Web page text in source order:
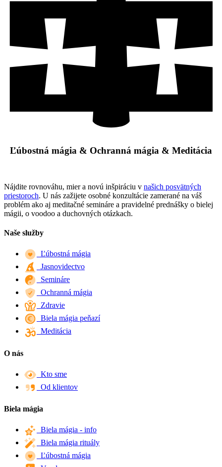
Ľúbostná mágia & Ochranná mágia & Meditácia
Nájdite rovnováhu, mier a novú inšpiráciu v našich posvätných
priestoroch. U nás zažijete osobné konzultácie zamerané na váš
problém ako aj meditačné semináre a pravidelné prednášky o bielej
mágii, o voodoo a duchovných otázkach.
Naše služby
Ľúbostná mágia
Jasnovidectvo
Semináre
Ochranná mágia
Zdravie
Biela mágia peňazí
Meditácia
O nás
Kto sme
Od klientov
Biela mágia
Biela mágia - info
Biela mágia rituály
Ľúbostná mágia